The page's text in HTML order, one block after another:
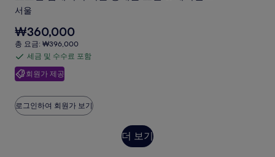
사
갤
러
리
세
한
정
인
해
주
앰
배
서
더
서
울
동
서울
회원가 제공
요
금
₩360,000
입
니
다.
₩360,000
총
요
금:
₩396,000
총 요금: ₩396,000
세
금
수
수
세금 및 수수료 포함
로그인하여 회원가 보기
더 보기
더
보